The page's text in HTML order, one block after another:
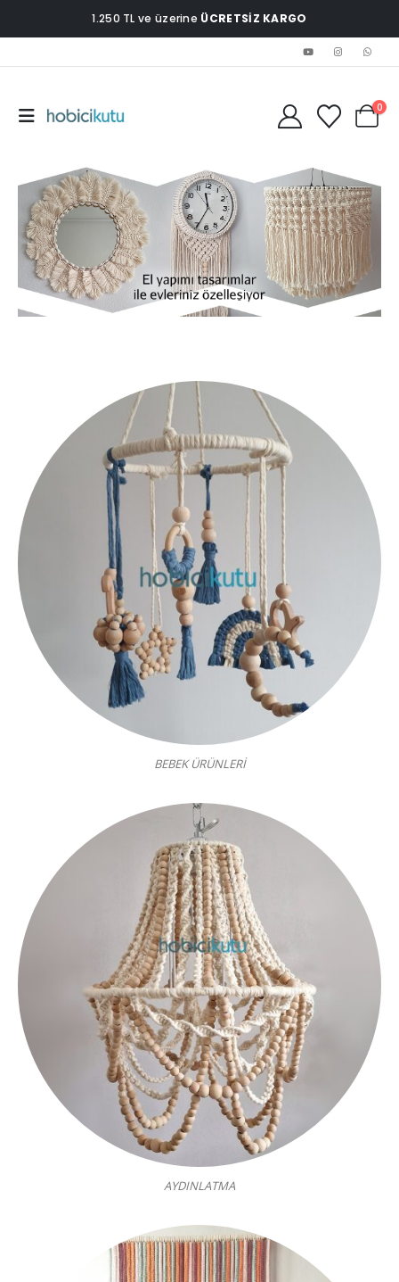
1.250 TL ve üzerine ÜCRETSİZ KARGO
0
BEBEK ÜRÜNLERİ
AYDINLATMA